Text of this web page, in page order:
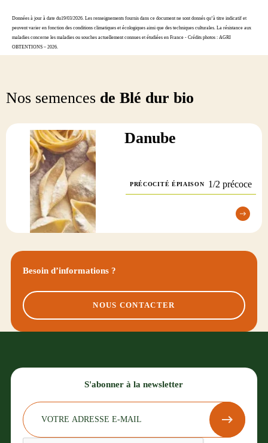
Données à jour à date du19/03/2026. Les renseignements fournis dans ce document ne sont donnés qu’à titre indicatif et
peuvent varier en fonction des conditions climatiques et écologiques ainsi que des techniques culturales. La résistance aux
maladies concerne les maladies ou souches actuellement connues et étudiées en France - Crédits photos : AGRI
OBTENTIONS – 2026.
Nos semences de Blé dur bio
Danube
PRÉCOCITÉ ÉPIAISON 1/2 précoce
Besoin d’informations ?
NOUS CONTACTER
S'abonner à la newsletter